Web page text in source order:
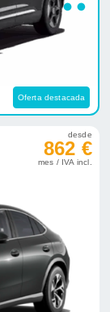
Oferta destacada
desde
862 €
mes / IVA incl.